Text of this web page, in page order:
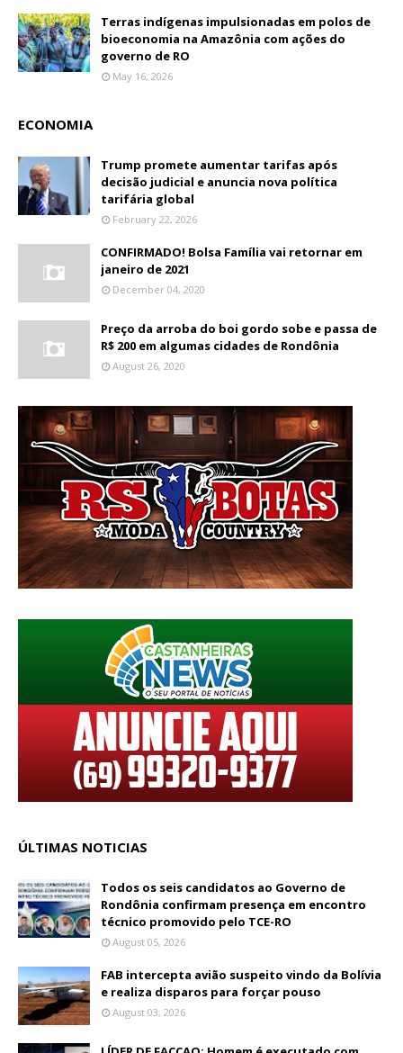
Terras indígenas impulsionadas em polos de
bioeconomia na Amazônia com ações do
governo de RO
May 16, 2026
ECONOMIA
Trump promete aumentar tarifas após
decisão judicial e anuncia nova política
tarifária global
February 22, 2026
CONFIRMADO! Bolsa Família vai retornar em
janeiro de 2021
December 04, 2020
Preço da arroba do boi gordo sobe e passa de
R$ 200 em algumas cidades de Rondônia
August 26, 2020
ÚLTIMAS NOTICIAS
Todos os seis candidatos ao Governo de
Rondônia confirmam presença em encontro
técnico promovido pelo TCE-RO
August 05, 2026
FAB intercepta avião suspeito vindo da Bolívia
e realiza disparos para forçar pouso
August 03, 2026